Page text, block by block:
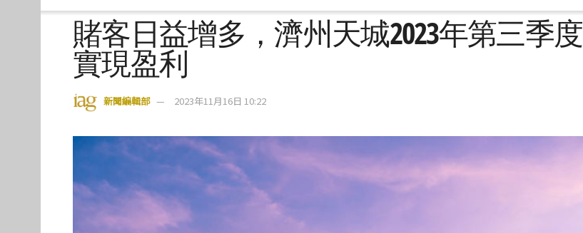
賭客日益增多，濟州天城2023年第三季度
實現盈利
新聞編輯部 2023年11月16日 10:22